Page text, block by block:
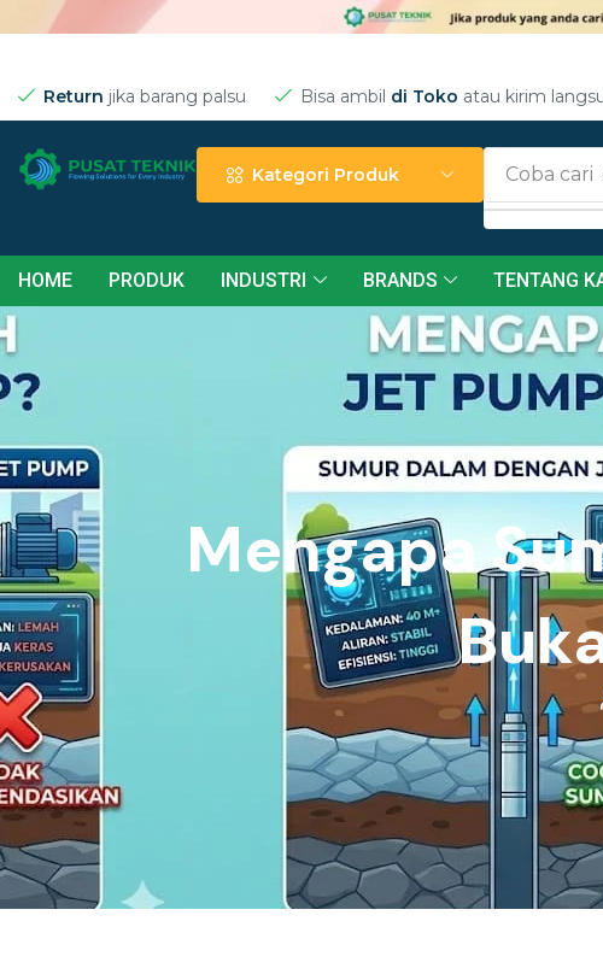
Return jika barang palsu Bisa ambil di Toko atau kirim
Kategori Produk Coba cari
HOME PRODUK INDUSTRI BRANDS TENTANG
Mengapa